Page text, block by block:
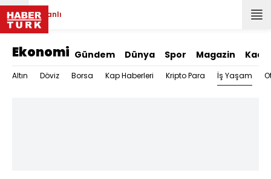
Canlı
Ekonomi Gündem Dünya Spor Magazin
Altın Döviz Borsa Kap Haberleri Kripto Para İş Yaşam